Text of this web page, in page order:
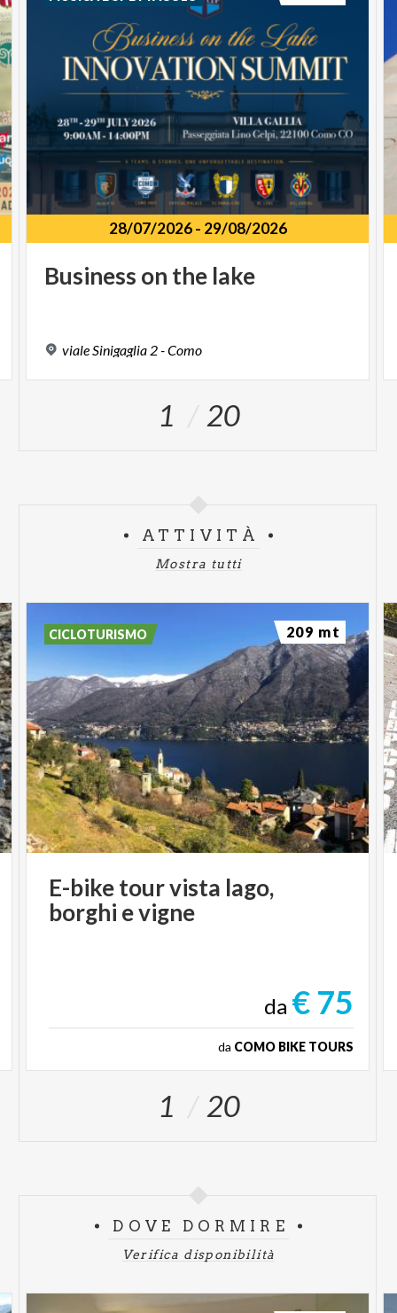
28/07/2026- 29/08/2026
Business on the lake
viale Sinigaglia 2-Como
1 20
ATTIVITÀ
Mostra tutti
E-biketourvista lago,
borghi evigne
da € 75
da COMO BIKE TOURS
CICLOTURISMO 209 mt
1 20
DOVE DORMIRE
Verifica disponibilità